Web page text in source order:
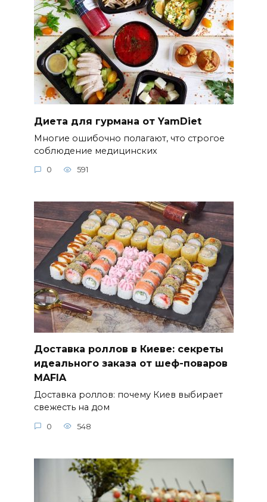
Диета для гурмана от YamDiet
Многие ошибочно полагают, что строгое
соблюдение медицинских
0 591
Доставка роллов в Киеве: секреты
идеального заказа от шеф-поваров
MAFIA
Доставка роллов: почему Киев выбирает
свежесть на дом
0 548